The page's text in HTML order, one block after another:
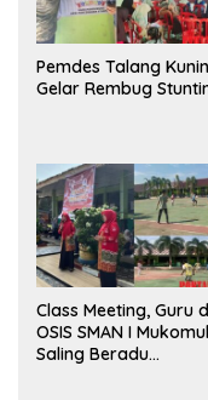
Pemdes Talang
Gelar Rembug
Class Meeting, Guru
OSIS SMAN I
Saling Beradu